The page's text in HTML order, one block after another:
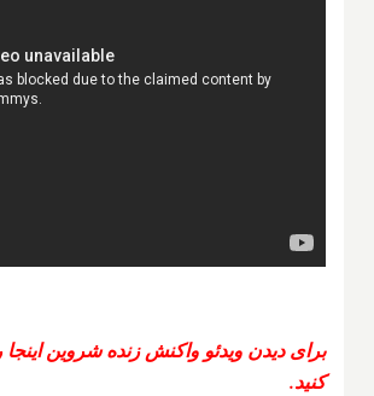
برای دیدن ویدئو واکنش زنده شروین اینجا
کنید.